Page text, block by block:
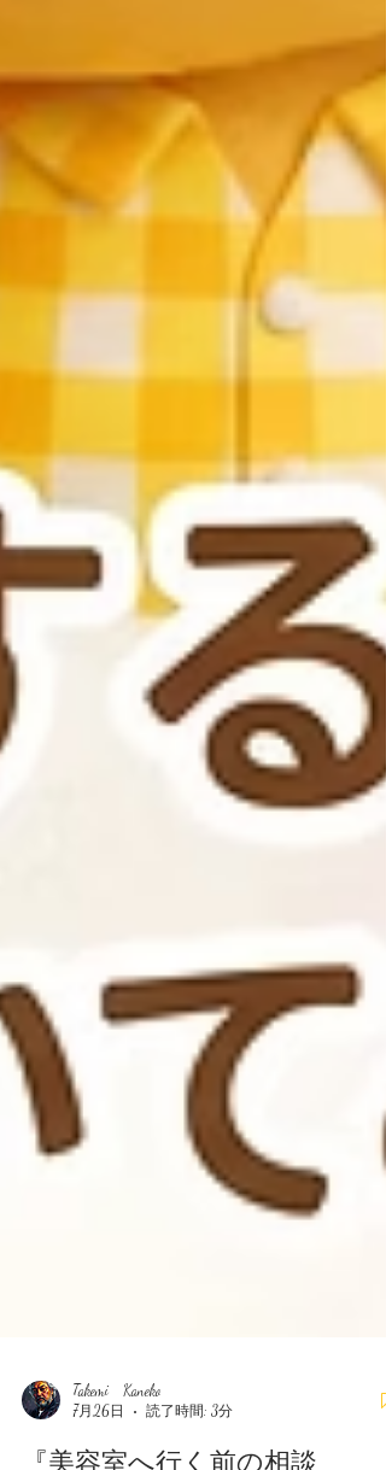
7月26日
読了時間: 3分